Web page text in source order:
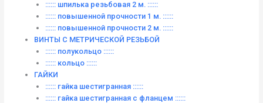
:::::: шпилька резьбовая 2 м. ::::::
:::::: повышенной прочности 1 м. ::::::
:::::: повышенной прочности 2 м. ::::::
ВИНТЫ C МЕТРИЧЕСКОЙ РЕЗЬБОЙ
:::::: полукольцо ::::::
:::::: кольцо ::::::
ГАЙКИ
:::::: гайка шестигранная ::::::
:::::: гайка шестигранная с фланцем ::::::